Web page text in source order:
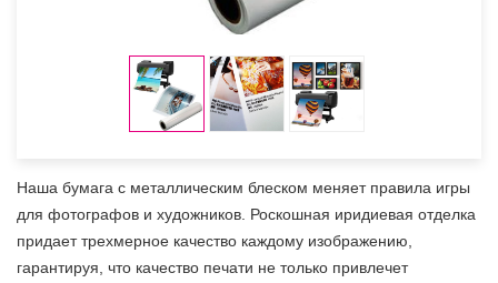
Наша бумага с металлическим блеском меняет правила игры
для фотографов и художников. Роскошная иридиевая отделка
придает трехмерное качество каждому изображению,
гарантируя, что качество печати не только привлечет